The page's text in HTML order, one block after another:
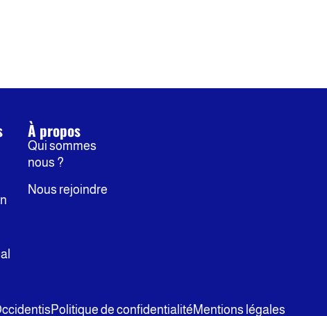
À propos
Qui sommes
nous ?
Nous rejoindre
Politique de confidentialitéMentions légales